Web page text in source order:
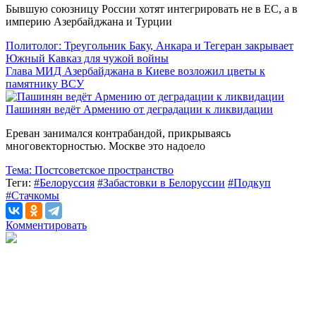
Бывшую союзницу России хотят интегрировать не в ЕС, а в
империю Азербайджана и Турции
Политолог: Треугольник Баку, Анкара и Тегеран закрывает
Южный Кавказ для чужой войны
Глава МИД Азербайджана в Киеве возложил цветы к
памятнику ВСУ
Пашинян ведёт Армению от деградации к ликвидации
Ереван занимался контрабандой, прикрываясь
многовекторностью. Москве это надоело
Тема: Постсоветское пространство
Теги: #Белоруссия #Забастовки в Белоруссии #Подкуп
#Стачкомы
Комментировать